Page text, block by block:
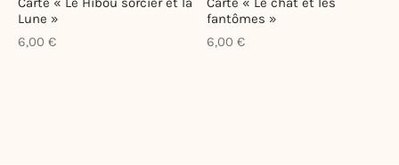
Lune »
6,00 €
fantômes »
6,00 €
bags & Pochettes